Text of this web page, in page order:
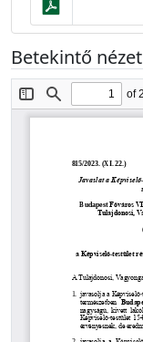
Betekintő nézet